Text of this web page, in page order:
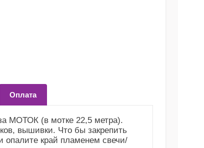
Оплата
МОТОК (в мотке 22,5 метра).
вышивки. Что бы закрепить
опалите край пламенем свечи/